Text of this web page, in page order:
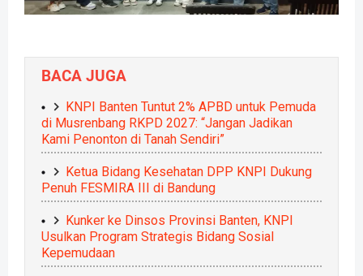
BACA JUGA
KNPI Banten Tuntut 2% APBD untuk Pemuda
di Musrenbang RKPD 2027: “Jangan Jadikan
Kami Penonton di Tanah Sendiri”
Ketua Bidang Kesehatan DPP KNPI Dukung
Penuh FESMIRA III di Bandung
Kunker ke Dinsos Provinsi Banten, KNPI
Usulkan Program Strategis Bidang Sosial
Kepemudaan